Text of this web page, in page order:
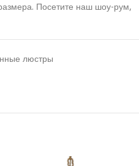
Посетите наш шоу-рум,
люстры